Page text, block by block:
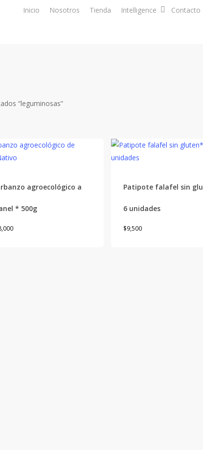
Inicio Nosotros Tienda Intelligence Contacto
“leguminosas”
agroecológico a
* 500g
Patipote falafel sin
6 unidades
$9,500